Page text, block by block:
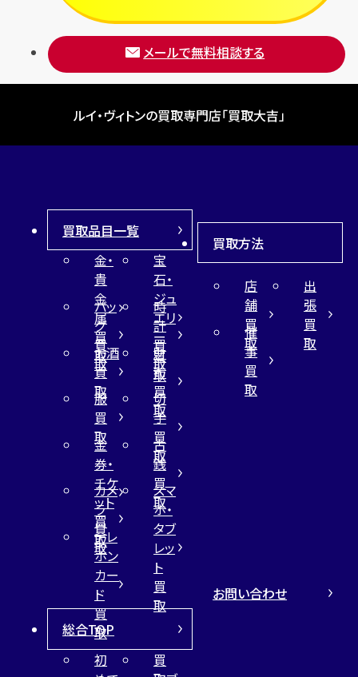
メールで無料相談する
ルイ・ヴィトンの買取専門店「買取大吉」
買取品目一覧
金・
貴
金
属
買
取
宝
石・
ジュ
エリ
ー
買
取
バッ
グ
買
取
時
計
買
取
お酒
買
取
財
布
買
取
服
買
取
切
手
買
取
金
券・
チケ
ット
買
取
古
銭
買
取
カメ
ラ
買
取
スマ
ホ・
タブ
レッ
ト
買
取
テレ
ホン
カー
ド
買
取
買取方法
店
舗
買
取
出
張
買
取
催
事
買
取
総合TOP
初
買
お問い合わせ